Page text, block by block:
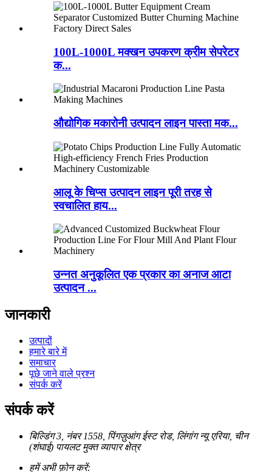
100L-1000L मक्खन उपकरण क्रीम सेपरेटर
क...
औद्योगिक मकारोनी उत्पादन लाइन पास्ता मक...
आलू के चिप्स उत्पादन लाइन पूरी तरह से
स्वचालित हाय...
उन्नत अनुकूलित एक प्रकार का अनाज आटा
उत्पादन ...
जानकारी
उत्पादों
हमारे बारे में
समाचार
पूछे जाने वाले प्रश्न
संपर्क करें
संपर्क करें
बिल्डिंग 3, नंबर 1558, पिंगज़ुआंग ईस्ट रोड, लिंगांग न्यू एरिया, चीन
(शंघाई) पायलट मुक्त व्यापार क्षेत्र
हमें अभी फ़ोन करें: